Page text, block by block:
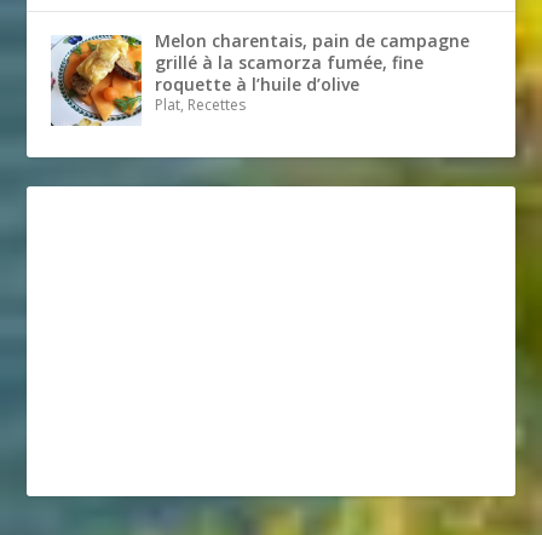
Melon charentais, pain de campagne
grillé à la scamorza fumée, fine
roquette à l’huile d’olive
Plat, Recettes